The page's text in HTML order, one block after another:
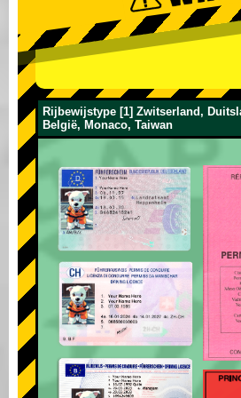
Rijbewijstype [1] Zwitserland,
België, Monaco, Taiwan